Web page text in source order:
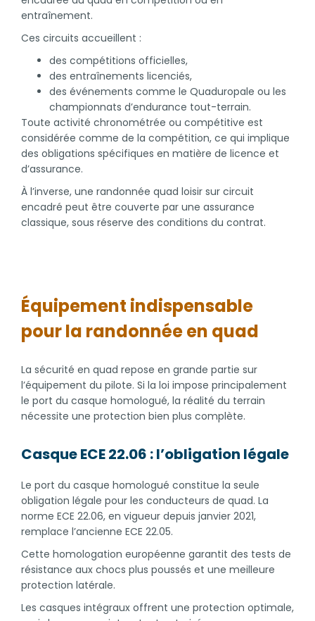
entraînement.
Ces circuits accueillent :
des compétitions officielles,
des entraînements licenciés,
des événements comme le Quaduropale ou les
championnats d’endurance tout-terrain.
Toute activité chronométrée ou compétitive est
considérée comme de la compétition, ce qui implique
des obligations spécifiques en matière de licence et
d’assurance.
À l’inverse, une randonnée quad loisir sur circuit
encadré peut être couverte par une assurance
classique, sous réserve des conditions du contrat.
Équipement indispensable
pour la randonnée en quad
La sécurité en quad repose en grande partie sur
l’équipement du pilote. Si la loi impose principalement
le port du casque homologué, la réalité du terrain
nécessite une protection bien plus complète.
Casque ECE 22.06 : l’obligation légale
Le port du casque homologué constitue la seule
obligation légale pour les conducteurs de quad. La
norme ECE 22.06, en vigueur depuis janvier 2021,
remplace l’ancienne ECE 22.05.
Cette homologation européenne garantit des tests de
résistance aux chocs plus poussés et une meilleure
protection latérale.
Les casques intégraux offrent une protection optimale,